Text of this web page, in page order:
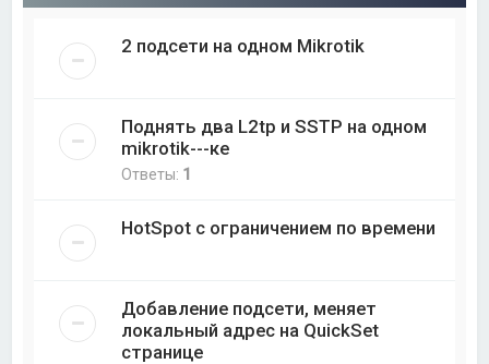
2 подсети на одном Mikrotik
Поднять два L2tp и SSTP на одном
mikrotik---ке
Ответы: 1
HotSpot с ограничением по времени
Добавление подсети, меняет
локальный адрес на QuickSet
странице